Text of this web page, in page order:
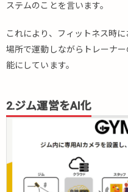
ステムのことを言います。
これにより、フィットネス時
場所で運動しながらトレーナ
能にしています。
2.ジム運営をAI化